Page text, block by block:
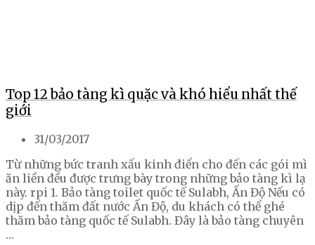
Top 12 bảo tàng kì quặc và khó hiểu nhất thế
giới
31/03/2017
Từ những bức tranh xấu kinh điển cho đến các gói mì
ăn liền đều được trưng bày trong những bảo tàng kì lạ
này. rpi 1. Bảo tàng toilet quốc tế Sulabh, Ấn Độ Nếu có
dịp đến thăm đất nước Ấn Độ, du khách có thể ghé
thăm bảo tàng quốc tế Sulabh. Đây là bảo tàng chuyên
…